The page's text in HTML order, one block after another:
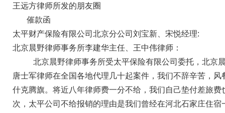
王远方律师所发的朋友圈
催款函
太平财产保险有限公司北京分公司刘宝新、宋悦经理:
北京晨野律师事务所李建华主任、王中伟律师：
北京晨野律师事务所受太平保险有限公司委托，北京
唐士军律师在全国各地代理几十起案件，我们不辞辛苦，
什克腾旗。将近八年律师费一分不给，我们自己垫付差旅
次，太平公司不给报销的理由是我们曾经在河北石家庄住宿